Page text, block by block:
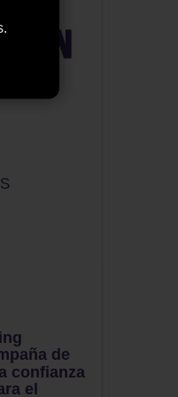
de
confianza
el